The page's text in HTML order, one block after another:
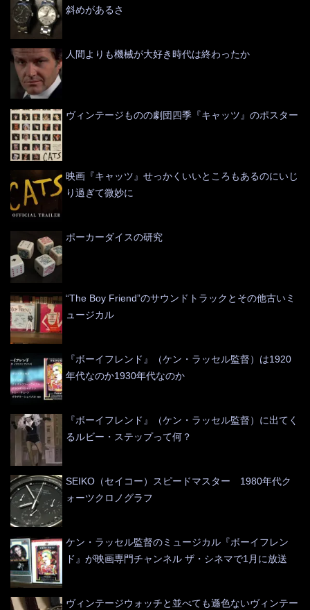
斜めがあるさ
人間よりも機械が大好き時代は終わったか
ヴィンテージものの劇団四季『キャッツ』のポスター
映画『キャッツ』せっかくいいところもあるのにいじ
り過ぎて微妙に
ポーカーダイスの研究
“The Boy Friend”のサウンドトラックとその他古いミ
ュージカル
『ボーイフレンド』（ケン・ラッセル監督）は1920
年代なのか1930年代なのか
『ボーイフレンド』（ケン・ラッセル監督）に出てく
るルビー・ステップって何？
SEIKO（セイコー）スピードマスター 1980年代ク
ォーツクロノグラフ
ケン・ラッセル監督のミュージカル『ボーイフレン
ド』が映画専門チャンネル ザ・シネマで1月に放送
ヴィンテージウォッチと並べても遜色ないヴィンテー